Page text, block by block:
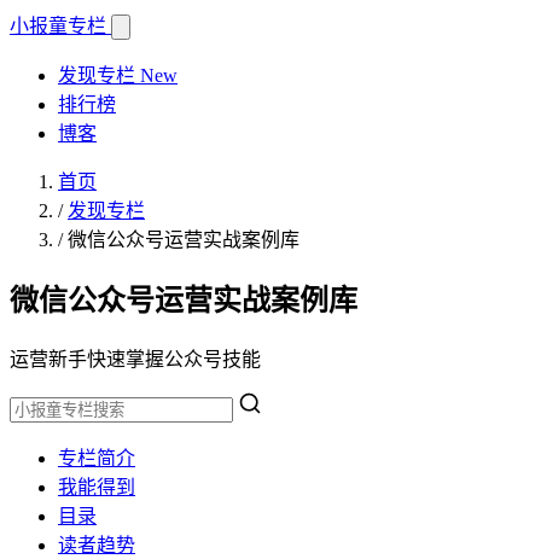
小报童专栏
发现专栏 New
排行榜
博客
首页
/ 发现专栏
/微信公众号运营实战案例库
微信公众号运营实战案例库
运营新手快速掌握公众号技能
专栏简介
我能得到
目录
读者趋势